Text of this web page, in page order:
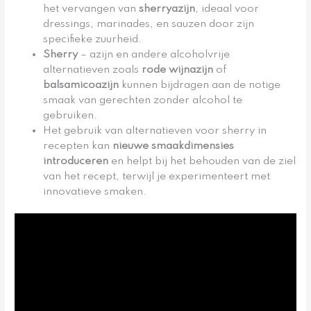
het vervangen vansherryazijn, ideaal voor
dressings, marinades, en sauzen door zijn
specifieke zuurheid.
Sherry– azijn en andere alcoholvrije
alternatieven zoals rode wijnazijn of
balsamicoazijn kunnen bijdragen aan de notige
smaak van gerechten zonder alcohol te
gebruiken.
Het gebruik van alternatieven voor sherry in
recepten kan nieuwe smaakdimensies
introduceren en helpt bij het behouden van de ziel
van het recept, terwijl je experimenteert met
innovatieve smaken.